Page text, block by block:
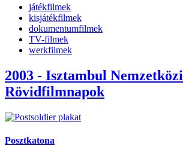
játékfilmek
kisjátékfilmek
dokumentumfilmek
TV-filmek
werkfilmek
2003 - Isztambul Nemzetközi
Rövidfilmnapok
Posztkatona